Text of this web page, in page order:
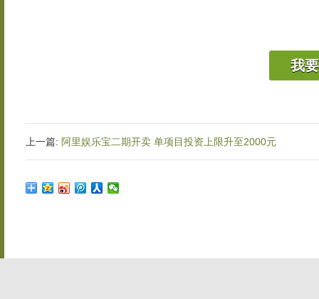
我
上一篇: 阿里娱乐宝二期开卖 单项目投资上限升至2000元